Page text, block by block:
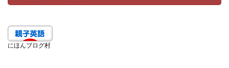
にほんブログ村